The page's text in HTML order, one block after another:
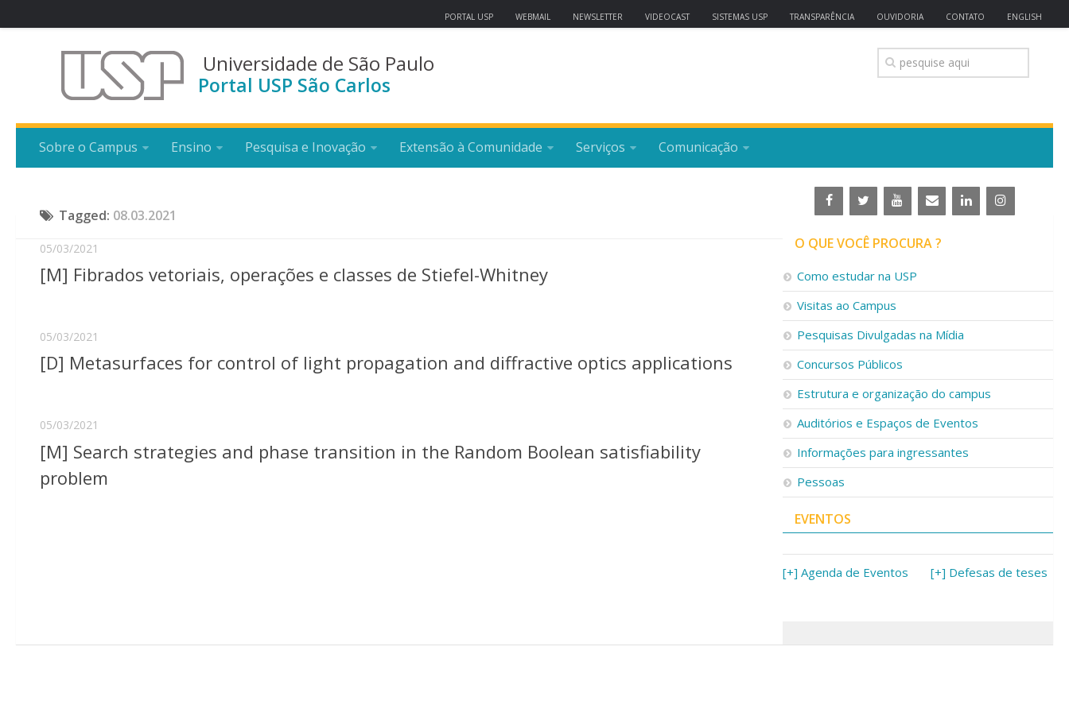
PORTAL USP WEBMAIL NEWSLETTER VIDEOCAST SISTEMAS USP TRANSPARÊNCIA OUVIDORIA CONTATO ENGLISH
Universidade de São Paulo
Portal USP São Carlos
Sobre o Campus Ensino Pesquisa e Inovação Extensão à Comunidade Serviços Comunicação
Tagged: 08.03.2021
05/03/2021
[M] Fibrados vetoriais, operações e classes de Stiefel-Whitney
05/03/2021
[D] Metasurfaces for control of light propagation and diffractive optics applications
05/03/2021
[M] Search strategies and phase transition in the Random Boolean satisfiability
problem
O QUE VOCÊ PROCURA ?
Como estudar na USP
Visitas ao Campus
Pesquisas Divulgadas na Mídia
Concursos Públicos
Estrutura e organização do campus
Auditórios e Espaços de Eventos
Informações para ingressantes
Pessoas
EVENTOS
[+] Agenda de Eventos [+] Defesas de teses